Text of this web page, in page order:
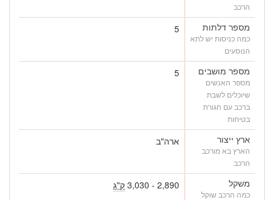
הרכב
מספר דלתות
כמה כניסות יש לתא
הנוסעים
5
מספר מושבים
מספר האנשים
שיוכלים לשבת
ברכב עם חגורת
בטיחות
5
ארץ ייצור
הארץ בא מורכב
הרכב
ארה"ב
משקל
כמה הרכב שוקל
2,890 - 3,030 ק"ג